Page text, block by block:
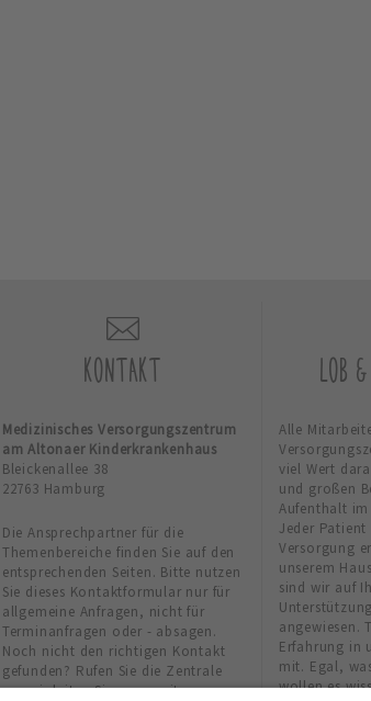
KONTAKT
Medizinisches Versorgungszentrum
am Altonaer Kinderkrankenhaus
Bleickenallee 38
22763 Hamburg
Die Ansprechpartner für die
Themenbereiche finden Sie auf den
entsprechenden Seiten. Bitte nutzen
Sie dieses Kontaktformular nur für
allgemeine Anfragen, nicht für
Terminanfragen oder - absagen.
Noch nicht den richtigen Kontakt
gefunden? Rufen Sie die Zentrale
an, wir leiten Sie gern weiter.
LOB
Alle
viel Wert
und großen
Aufenthalt im
Jeder
Versorgung
unserem
sind wir auf
angewiesen.
Erfahrung in
mit. Egal,
wollen es